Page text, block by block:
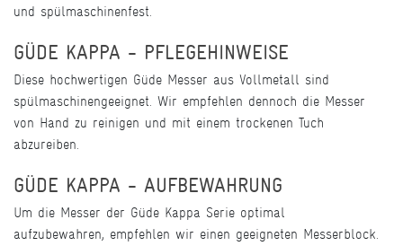
und spülmaschinenfest.
GÜDE KAPPA - PFLEGEHINWEISE
Diese hochwertigen Güde Messer aus Vollmetall sind
spülmaschinengeeignet. Wir empfehlen dennoch die Messer
von Hand zu reinigen und mit einem trockenen Tuch
abzureiben.
GÜDE KAPPA - AUFBEWAHRUNG
Um die Messer der Güde Kappa Serie optimal
aufzubewahren, empfehlen wir einen geeigneten Messerblock.